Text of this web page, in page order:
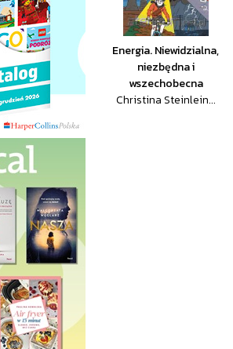
Energia. Niewidzialna,
niezbędna i
wszechobecna
Christina Steinlein...